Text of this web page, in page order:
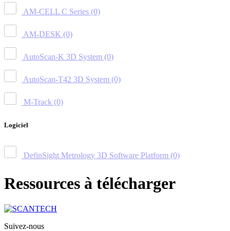
AM-CELL C Series (0)
AM-DESK (0)
AutoScan-K 3D System (0)
AutoScan-T42 3D System (0)
M-Track (0)
Logiciel
DefinSight Metrology 3D Software Platform (0)
Ressources à télécharger
Suivez-nous